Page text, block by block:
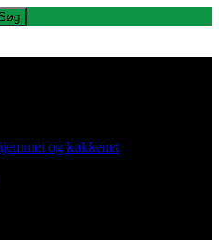
og køkkenet